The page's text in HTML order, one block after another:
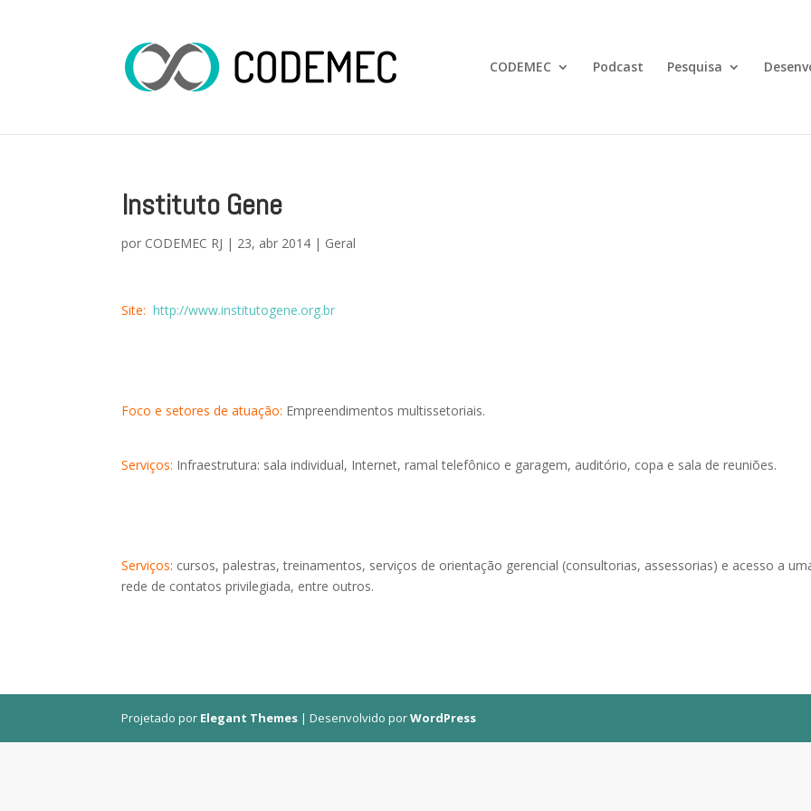
CODEMEC Podcast Pesquisa
Instituto Gene
por CODEMEC RJ | 23, abr 2014 | Geral
Site: http://www.institutogene.org.br
Foco e setores de atuação: Empreendimentos multissetoriais.
Serviços: Infraestrutura: sala individual, Internet, ramal telefônico e garagem, auditório, copa e sala de reuniões.
Serviços: cursos, palestras, treinamentos, serviços de orientação gerencial (consultorias, assessorias) e acesso a
rede de contatos privilegiada, entre outros.
Projetado por Elegant Themes | Desenvolvido porWordPress